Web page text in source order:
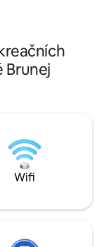
a vizuálně
Brunej
Wifi